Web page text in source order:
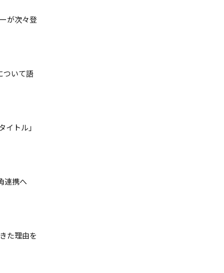
が次々登
ついて語
イトル」
連携へ
た理由を